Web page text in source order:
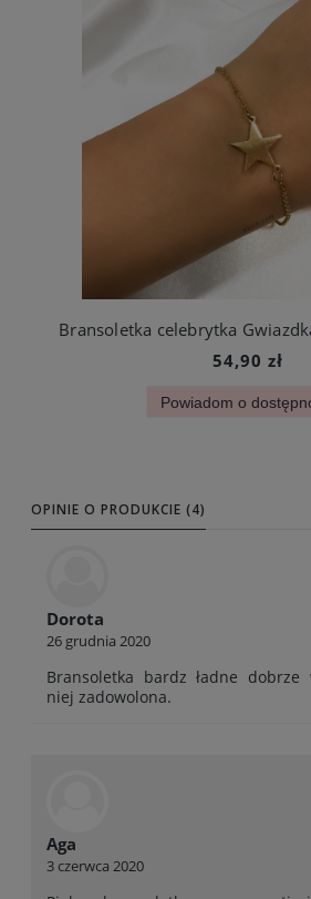
Bransoletka celebrytka
54,90 zł
Powiadom o
OPINIE O PRODUKCIE (4)
Dorota
26 grudnia 2020
Bransoletka bardz ładne dobrze
niej zadowolona.
Aga
3 czerwca 2020